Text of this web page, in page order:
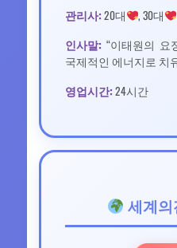
관리사: 20대 , 30대
인사말: “이태원의 요
국제적인 에너지로 치
영업시간: 24시간
세계